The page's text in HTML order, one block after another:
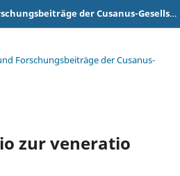
Mitteilungen und Forschungsbeiträge der Cusanus-Gesellschaft
Forschungsbeiträge der Cusanus-
zur veneratio